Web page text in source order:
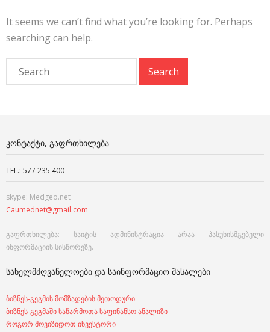
It seems we can’t find what you’re looking for. Perhaps
searching can help.
ᲙᲝᲜᲢᲐᲥᲢᲘ, ᲒᲐᲤᲠᲗᲮᲘᲚᲔᲑᲐ
TEL.: 577 235 400
skype: Medgeo.net
Caumednet@gmail.com
გაფრთხილება: საიტის ადმინისტრაცია არაა პასუხისმგებელი
ინფორმაციის სისწორეზე.
ᲡᲐᲮᲔᲚᲛᲫᲦᲕᲐᲜᲔᲚᲝᲔᲑᲘ ᲓᲐ ᲡᲐᲘᲜᲤᲝᲠᲛᲐᲪᲘᲝ ᲛᲐᲡᲐᲚᲔᲑᲘ
ბიზნეს-გეგმის მომზადების მეთოდური
ბიზნეს-გეგმაში საწარმოთა საფინანსო ანალიზი
როგორ მოვიზიდოთ ინვესტორი